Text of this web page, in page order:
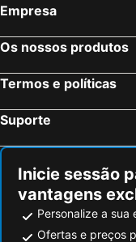
Empresa
Os nossos produtos
Termos e políticas
Suporte
Inicie sessão
vantagens
Personalize a sua
Ofertas e preços